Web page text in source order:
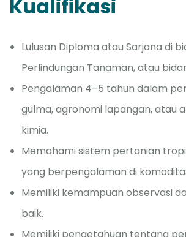
Kualifikasi
Lulusan Diploma atau Sarjana di
Perlindungan Tanaman, atau
Pengalaman 4–5 tahun dalam
gulma, agronomi lapangan, atau
kimia.
Memahami sistem pertanian
yang berpengalaman di
Memiliki kemampuan observasi
baik.